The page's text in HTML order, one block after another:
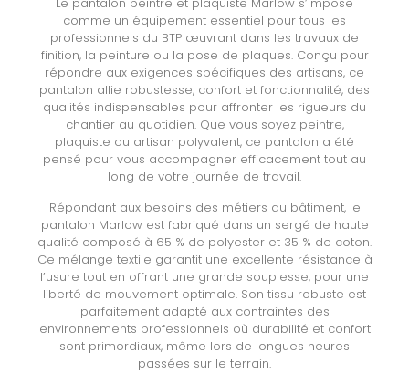
Le pantalon peintre et plaquiste Marlow s’impose
comme un équipement essentiel pour tous les
professionnels du BTP œuvrant dans les travaux de
finition, la peinture ou la pose de plaques. Conçu pour
répondre aux exigences spécifiques des artisans, ce
pantalon allie robustesse, confort et fonctionnalité, des
qualités indispensables pour affronter les rigueurs du
chantier au quotidien. Que vous soyez peintre,
plaquiste ou artisan polyvalent, ce pantalon a été
pensé pour vous accompagner efficacement tout au
long de votre journée de travail.
Répondant aux besoins des métiers du bâtiment, le
pantalon Marlow est fabriqué dans un sergé de haute
qualité composé à 65 % de polyester et 35 % de coton.
Ce mélange textile garantit une excellente résistance à
l’usure tout en offrant une grande souplesse, pour une
liberté de mouvement optimale. Son tissu robuste est
parfaitement adapté aux contraintes des
environnements professionnels où durabilité et confort
sont primordiaux, même lors de longues heures
passées sur le terrain.